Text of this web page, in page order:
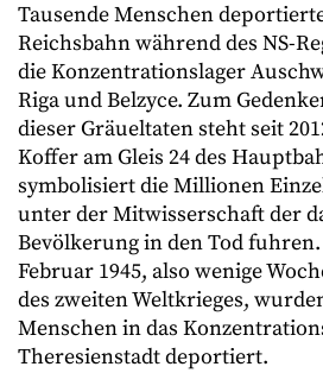
Tausende Menschen
Reichsbahn während des NS-
die Konzentrationslager
Riga und Belzyce. Zum
dieser Gräueltaten steht seit
Koffer am Gleis 24 des
symbolisiert die Millionen
unter der Mitwisserschaft der
Bevölkerung in den Tod fuhren.
Februar 1945, also wenige
des zweiten Weltkrieges,
Menschen in das
Theresienstadt deportiert.